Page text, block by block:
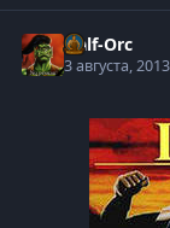
Half-Orc
3 августа, 2013